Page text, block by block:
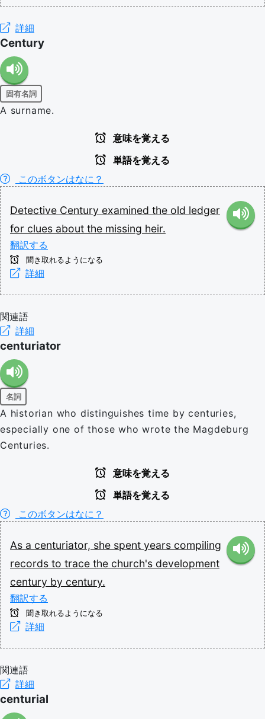
詳細
Century
固有名詞
A surname.
意味を覚える
単語を覚える
このボタンはなに？
Detective Century examined the old ledger
for clues about the missing heir.
翻訳する
聞き取れるようになる
詳細
関連語
詳細
centuriator
名詞
A historian who distinguishes time by centuries,
especially one of those who wrote the Magdeburg
Centuries.
意味を覚える
単語を覚える
このボタンはなに？
As a centuriator, she spent years compiling
records to trace the church's development
century by century.
翻訳する
聞き取れるようになる
詳細
関連語
詳細
centurial